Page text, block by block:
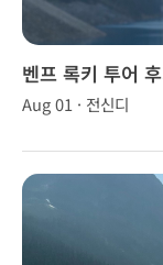
벤프 록키 투어
Aug 01 · 전신디